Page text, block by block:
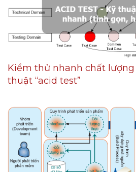
Kiểm thử nhanh chất
thuật “acid test”